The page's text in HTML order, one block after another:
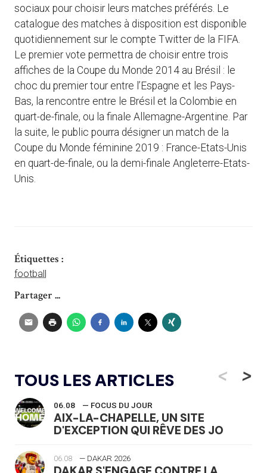
sociaux pour choisir leurs matches préférés. Le
catalogue des matches à disposition est disponible
quotidiennement sur le compte Twitter de la FIFA.
Le premier vote permettra de choisir entre trois
affiches de la Coupe du Monde 2014 au Brésil : le
choc du premier tour entre l’Espagne et les Pays-
Bas, la rencontre entre le Brésil et la Colombie en
quart-de-finale, ou la finale Allemagne-Argentine. Par
la suite, le public pourra désigner un match de la
Coupe du Monde féminine 2019 : France-Etats-Unis
en quart-de-finale, ou la demi-finale Angleterre-Etats-
Unis.
Étiquettes :
football
Partager ...
TOUS LES ARTICLES <
06.08 — FOCUS DU JOUR
AIX-LA-CHAPELLE, UN SITE
D'EXCEPTION QUI RÊVE DES JO
06.08 — DAKAR 2026
>